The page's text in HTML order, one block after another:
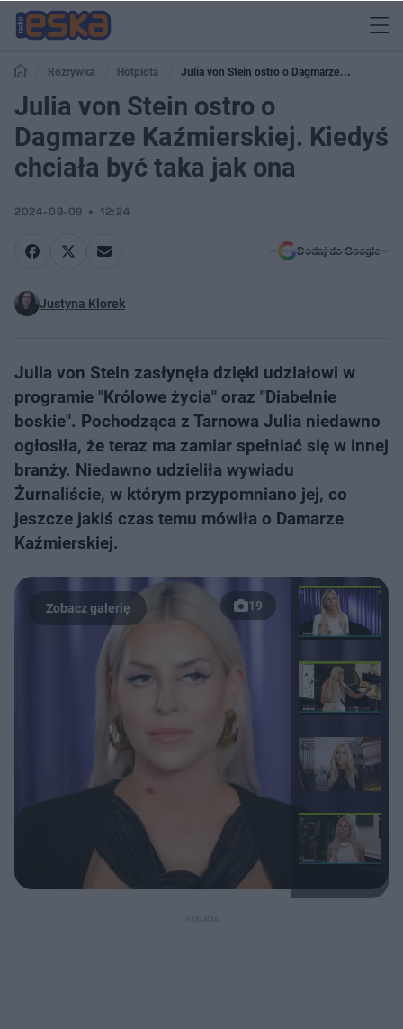
Rozrywka Hotplota
Julia von Stein ostro o Dagmarze
Kaźmierskiej. Kiedyś chciała być taka jak ona
Julia von Stein ostro o
Dagmarze Kaźmierskiej. Kiedyś
chciała być taka jak ona
2024-09-09 12:24
Dodaj do Google
Justyna Klorek
Julia von Stein zasłynęła dzięki udziałowi w
programie "Królowe życia" oraz "Diabelnie
boskie". Pochodząca z Tarnowa Julia niedawno
ogłosiła, że teraz ma zamiar spełniać się w innej
branży. Niedawno udzieliła wywiadu
Żurnaliście, w którym przypomniano jej, co
jeszcze jakiś czas temu mówiła o Damarze
Kaźmierskiej.
19